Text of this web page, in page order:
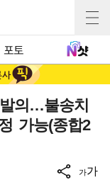
포토
의…불송치
가능(종합2
가가